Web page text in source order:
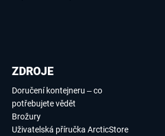
ZDROJE
Doručení kontejneru – co
potřebujete vědět
Brožury
Uživatelská příručka ArcticStore